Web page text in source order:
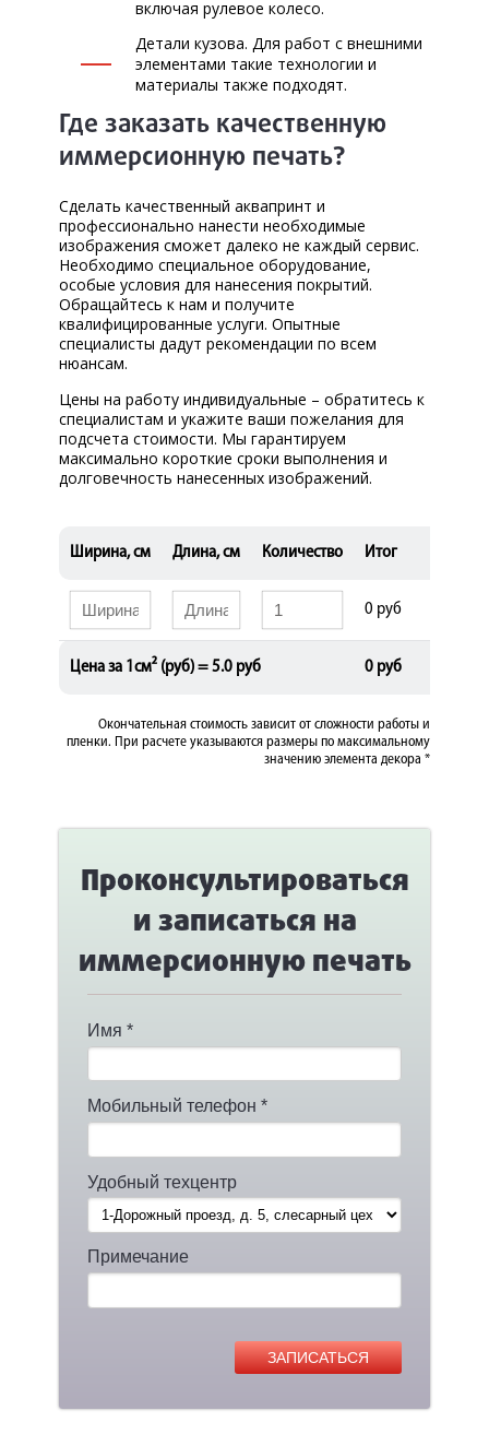
включая рулевое колесо.
Детали кузова. Для работ с внешними
элементами такие технологии и
материалы также подходят.
Где заказать качественную
иммерсионную печать?
Сделать качественный аквапринт и
профессионально нанести необходимые
изображения сможет далеко не каждый сервис.
Необходимо специальное оборудование,
особые условия для нанесения покрытий.
Обращайтесь к нам и получите
квалифицированные услуги. Опытные
специалисты дадут рекомендации по всем
нюансам.
Цены на работу индивидуальные – обратитесь к
специалистам и укажите ваши пожелания для
подсчета стоимости. Мы гарантируем
максимально короткие сроки выполнения и
долговечность нанесенных изображений.
Ширина, см Длина, см Количество Итог
0 руб
Цена за 1см² (руб) = 5.0 руб 0 руб
Окончательная стоимость зависит от сложности работы и
пленки. При расчете указываются размеры по максимальному
значению элемента декора *
Проконсультироваться
и записаться на
иммерсионную печать
Имя *
Мобильный телефон *
Удобный техцентр
Примечание
ЗАПИСАТЬСЯ